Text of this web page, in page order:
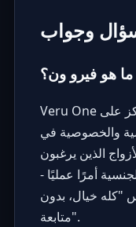
وجواب
ما هو فيرو ون؟
Veru One هو جهاز العفة الذكوري الذي يركز على
والخصوصية في
الذين يرغبون
أمرًا عمليًا -
"كله خيال، بدون
متابعة".